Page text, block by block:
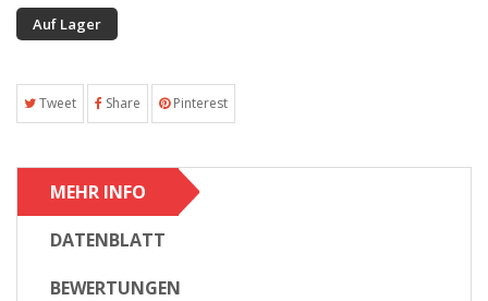
Auf Lager
Tweet Share Pinterest
MEHR INFO
DATENBLATT
BEWERTUNGEN